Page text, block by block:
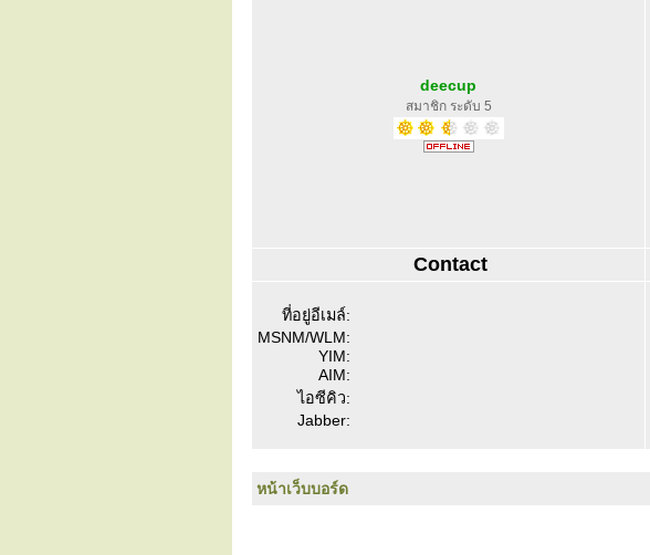
deecup
สมาชิก ระดับ 5
Contact
ที่อยู่อีเมล์:
MSNM/WLM:
YIM:
AIM:
ไอซีคิว:
Jabber:
หน้าเว็บบอร์ด